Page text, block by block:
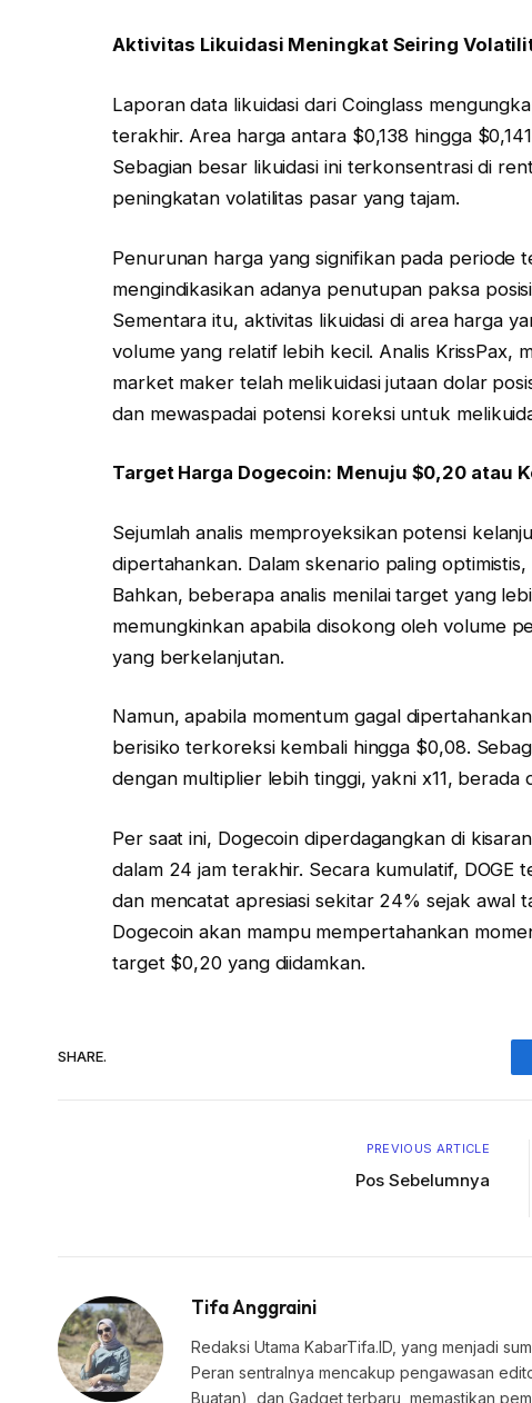
Aktivitas Likuidasi Meningkat Seiring
Laporan data likuidasi dari Coinglass
terakhir. Area harga antara $0,138 hingga
Sebagian besar likuidasi ini terkonsentrasi di
peningkatan volatilitas pasar yang tajam.
Penurunan harga yang signifikan pada
mengindikasikan adanya penutupan paksa
Sementara itu, aktivitas likuidasi di area harga
volume yang relatif lebih kecil. Analis KrissPax,
market maker telah melikuidasi jutaan dolar
dan mewaspadai potensi koreksi untuk
Target Harga Dogecoin: Menuju $0,20 atau
Sejumlah analis memproyeksikan potensi
dipertahankan. Dalam skenario paling
Bahkan, beberapa analis menilai target yang
memungkinkan apabila disokong oleh volume
yang berkelanjutan.
Namun, apabila momentum gagal
berisiko terkoreksi kembali hingga $0,08.
dengan multiplier lebih tinggi, yakni x11, berada
Per saat ini, Dogecoin diperdagangkan di
dalam 24 jam terakhir. Secara kumulatif, DOGE
dan mencatat apresiasi sekitar 24% sejak awal
Dogecoin akan mampu mempertahankan
target $0,20 yang diidamkan.
SHARE.
PREVIOUS ARTICLE
Pos Sebelumnya
Tifa Anggraini
Redaksi Utama KabarTifa.ID, yang menjadi
Peran sentralnya mencakup pengawasan
Buatan), dan Gadget terbaru, memastikan